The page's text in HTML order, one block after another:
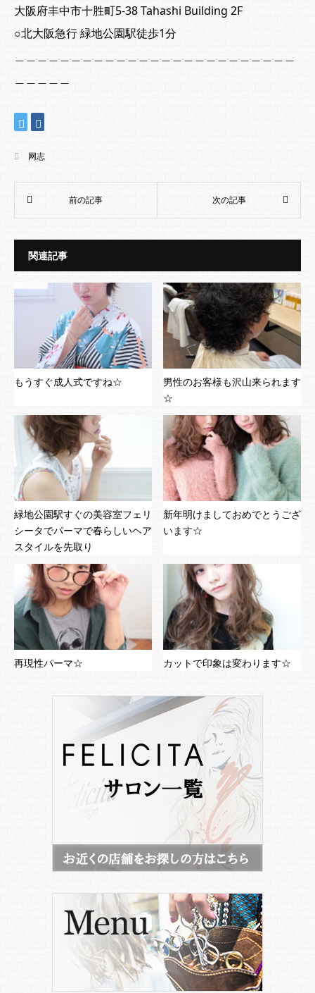
大阪府丰中市十胜町5-38 Tahashi Building 2F
○北大阪急行 緑地公園駅徒歩1分
网志
関連記事
もうすぐ成人式ですね☆
男性のお客様も沢山来られます
☆
緑地公園駅すぐの美容室フェリ
シータでパーマで春らしいヘア
スタイルを先取り
新年明けましておめでとうござ
います☆
再現性パーマ☆ カットで印象は変わります☆